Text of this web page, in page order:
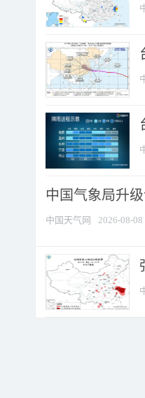
中国气象局升
中国天气网 2026-08-08